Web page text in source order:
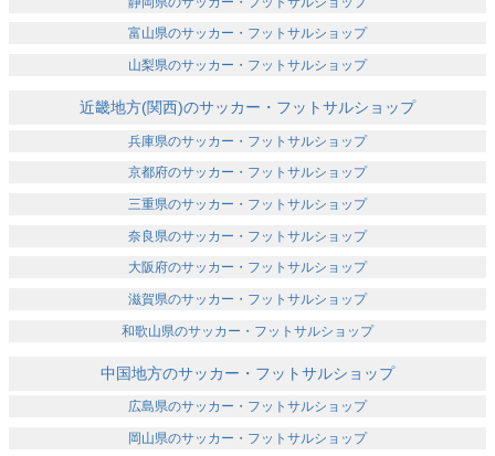
富山県のサッカー・フットサルショップ
山梨県のサッカー・フットサルショップ
近畿地方(関西)のサッカー・フットサルショップ
兵庫県のサッカー・フットサルショップ
京都府のサッカー・フットサルショップ
三重県のサッカー・フットサルショップ
奈良県のサッカー・フットサルショップ
大阪府のサッカー・フットサルショップ
滋賀県のサッカー・フットサルショップ
和歌山県のサッカー・フットサルショップ
中国地方のサッカー・フットサルショップ
広島県のサッカー・フットサルショップ
岡山県のサッカー・フットサルショップ